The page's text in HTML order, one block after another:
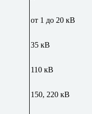
от 1 до 20 кВ
35 кВ
110 кВ
150, 220 кВ